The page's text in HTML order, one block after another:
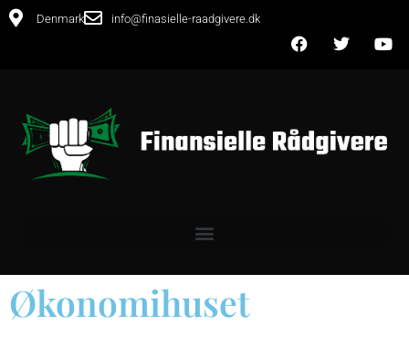
Denmark info@finasielle-raadgivere.dk
Økonomihuset